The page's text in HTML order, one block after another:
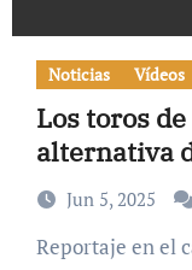
Noticias Vídeos
Los toros
alternativa
Jun 5, 2025
Reportaje en el campo para conocer a los toros de